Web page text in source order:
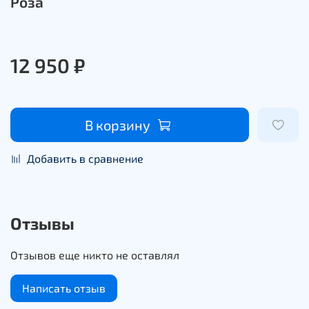
12 950 ₽
В корзину
Добавить в сравнение
Отзывы
Отзывов еще никто не оставлял
Написать отзыв